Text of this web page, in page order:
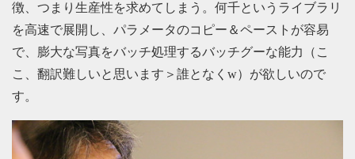
徴、つまり生産性を求めてしまう。何千というライブラリ
を高速で展開し、パラメータのコピー＆ペーストが容易
で、膨大な写真をバッチ処理するバッチグーな能力（こ
こ、翻訳難しいと思います＞誰となくw）が欲しいので
す。